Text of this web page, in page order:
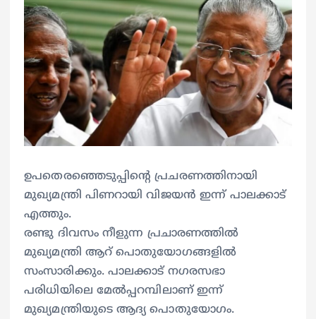
ഉപതെരഞ്ഞെടുപ്പിന്റെ പ്രചരണത്തിനായി
മുഖ്യമന്ത്രി പിണറായി വിജയൻ ഇന്ന് പാലക്കാട്
എത്തും.
രണ്ടു ദിവസം നീളുന്ന പ്രചാരണത്തിൽ
മുഖ്യമന്ത്രി ആറ് പൊതുയോഗങ്ങളിൽ
സംസാരിക്കും. പാലക്കാട് നഗരസഭാ
പരിധിയിലെ മേൽപ്പറമ്പിലാണ് ഇന്ന്
മുഖ്യമന്ത്രിയുടെ ആദ്യ പൊതുയോഗം.